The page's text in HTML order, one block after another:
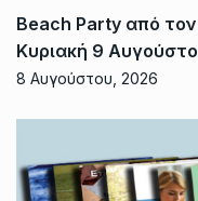
Beach Party από
Κυριακή 9
8 Αυγούστου, 2026